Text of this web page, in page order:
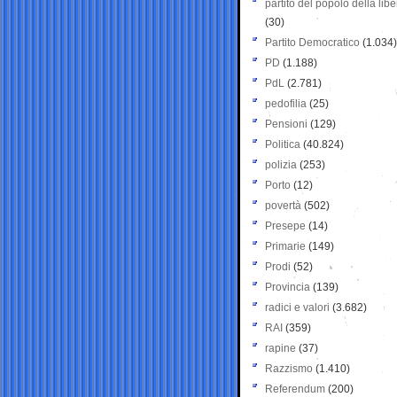
partito del popolo della
(30)
Partito Democratico (1.034)
PD (1.188)
PdL (2.781)
pedofilia (25)
Pensioni (129)
Politica (40.824)
polizia (253)
Porto (12)
povertà (502)
Presepe (14)
Primarie (149)
Prodi (52)
Provincia (139)
radici e valori (3.682)
RAI (359)
rapine (37)
Razzismo (1.410)
Referendum (200)